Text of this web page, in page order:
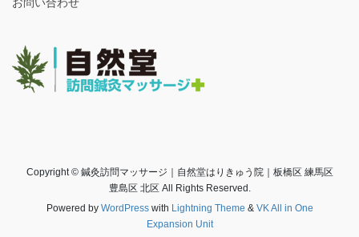
お問い合わせ
Copyright © 鍼灸訪問マッサージ｜自然堂はりきゅう院｜板橋区 練馬区
豊島区 北区 All Rights Reserved.
Powered by WordPresswith Lightning Theme & VK All in One
Expansion Unit